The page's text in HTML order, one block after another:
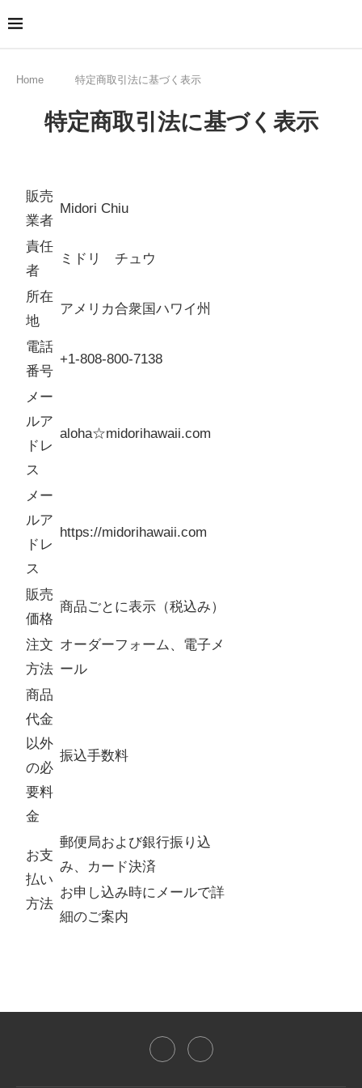
Home 特定商取引法に基づく表示
特定商取引法に基づく表示
販売
業者
Midori Chiu
責任
者
ミドリ チュウ
所在
地
アメリカ合衆国ハワイ州
電話
番号
+1-808-800-7138
メー
ルア
ドレ
ス
aloha☆midorihawaii.com
メー
ルア
ドレ
ス
https://midorihawaii.com
販売
価格
商品ごとに表示（税込み）
注文
方法
オーダーフォーム、電子メ
ール
商品
代金
以外
の必
要料
金
振込手数料
お支
払い
方法
郵便局および銀行振り込
み、カード決済
お申し込み時にメールで詳
細のご案内